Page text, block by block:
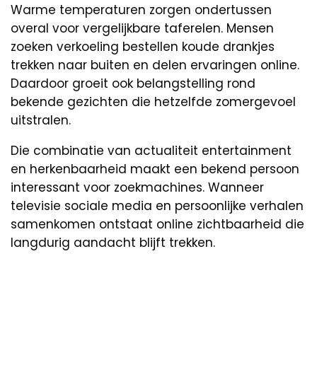
Warme temperaturen zorgen ondertussen
overal voor vergelijkbare taferelen. Mensen
zoeken verkoeling bestellen koude drankjes
trekken naar buiten en delen ervaringen online.
Daardoor groeit ook belangstelling rond
bekende gezichten die hetzelfde zomergevoel
uitstralen.
Die combinatie van actualiteit entertainment
en herkenbaarheid maakt een bekend persoon
interessant voor zoekmachines. Wanneer
televisie sociale media en persoonlijke verhalen
samenkomen ontstaat online zichtbaarheid die
langdurig aandacht blijft trekken.